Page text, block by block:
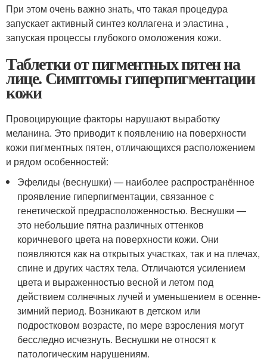
При этом очень важно знать, что такая процедура
запускает активный синтез коллагена и эластина ,
запуская процессы глубокого омоложения кожи.
Таблетки от пигментных пятен на
лице. Симптомы гиперпигментации
кожи
Провоцирующие факторы нарушают выработку
меланина. Это приводит к появлению на поверхности
кожи пигментных пятен, отличающихся расположением
и рядом особенностей:
Эфелиды (веснушки) — наиболее распространённое
проявление гиперпигментации, связанное с
генетической предрасположенностью. Веснушки —
это небольшие пятна различных оттенков
коричневого цвета на поверхности кожи. Они
появляются как на открытых участках, так и на плечах,
спине и других частях тела. Отличаются усилением
цвета и выраженностью весной и летом под
действием солнечных лучей и уменьшением в осенне-
зимний период. Возникают в детском или
подростковом возрасте, по мере взросления могут
бесследно исчезнуть. Веснушки не относят к
патологическим нарушениям.